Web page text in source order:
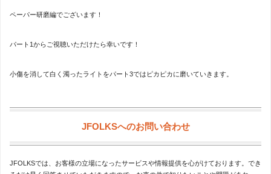
ペーパー研磨編でございます！
パート1からご視聴いただけたら幸いです！
小傷を消して白く濁ったライトをパート3ではピカピカに磨いていきます。
JFOLKSへのお問い合わせ
JFOLKSでは、お客様の立場になったサービスや情報提供を心がけております。でき